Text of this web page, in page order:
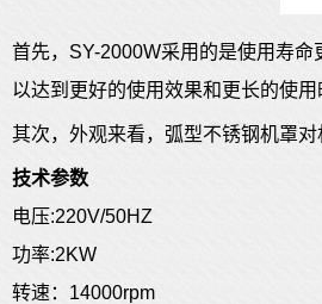
首先，SY-2000W采用的是使用寿
以达到更好的使用效果和更长的使用
其次，外观来看，弧型不锈钢机罩
技术参数
电压:220V/50HZ
功率:2KW
转速：14000rpm